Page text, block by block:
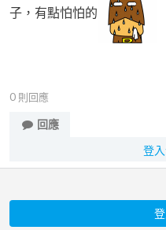
子，有點怕怕的
0 則回應
回應
登